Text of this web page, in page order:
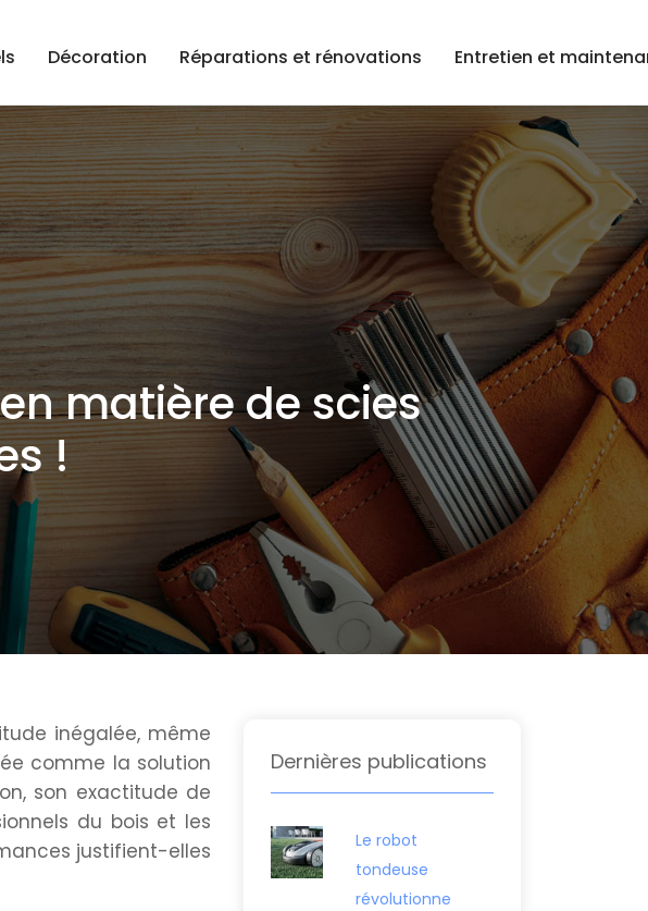
Décoration Réparations et rénovations Entretien et
matière de scies
!
inégalée, même
comme la solution
son exactitude de
du bois et les
justifient-elles
Dernières publications
Le robot
tondeuse
révolutionne